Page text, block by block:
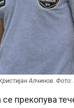
Алчинов.
се прекопува